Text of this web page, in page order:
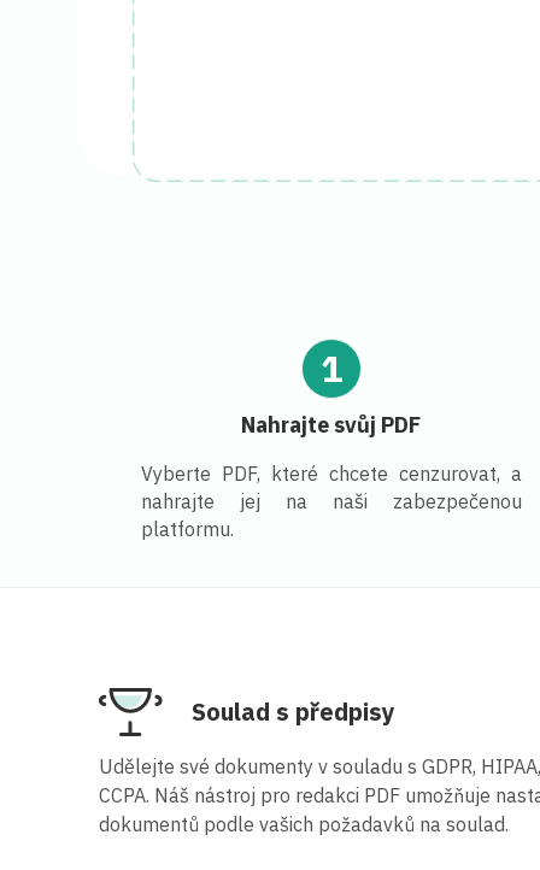
1
Nahrajte svůj PDF
Vyberte PDF, které chcete cenzurovat, a
nahrajte jej na naši zabezpečenou
platformu.
Soulad s předpisy
Udělejte své dokumenty v souladu s GDPR,
CCPA. Náš nástroj pro redakci PDF umožňuje
dokumentů podle vašich požadavků na soulad.